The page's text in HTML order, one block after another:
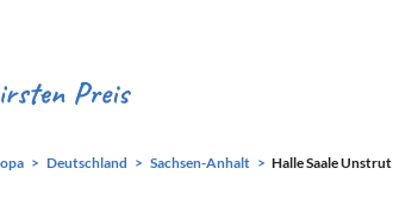
Deutschland Sachsen-Anhalt Halle Saale Unstrut